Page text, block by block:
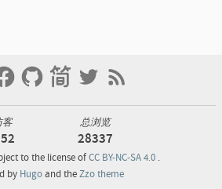
客 总浏览
28337
to the license ofCC BY-NC-SA 4.0.
by Hugoand theZzo theme